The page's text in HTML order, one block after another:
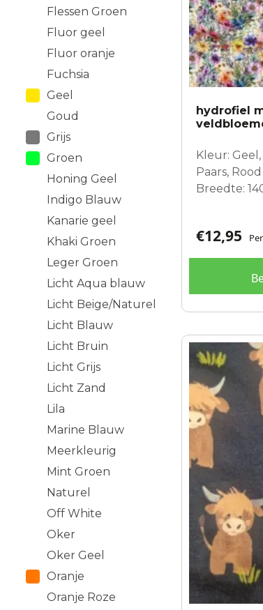
Flessen Groen
Fluor geel
Fluor oranje
Fuchsia
Geel
Goud
Grijs
Groen
Honing Geel
Indigo Blauw
Kanarie geel
Khaki Groen
Leger Groen
Licht Aqua blauw
Licht Beige/Naturel
Licht Blauw
Licht Bruin
Licht Grijs
Licht Zand
Lila
Marine Blauw
Meerkleurig
Mint Groen
Naturel
Off White
Oker
Oker Geel
Oranje
Oranje Roze
hydrofiel
Kleur:
Paars, Rood
Breedte:
€12,95